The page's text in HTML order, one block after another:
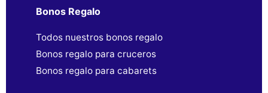
Bonos Regalo
Todos nuestros bonos regalo
Bonos regalo para cruceros
Bonos regalo para cabarets